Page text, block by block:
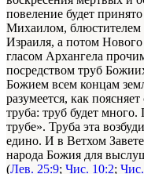
повеление будет
Михаилом, блюстителем
Израиля, а потом
гласом Архангела
посредством труб
Божием всем концам
разумеется, как
труба: труб будет
трубе». Труба эта
едино. И в Ветхом
народа Божия для
(Лев. 25:9; Чис. 10:2;